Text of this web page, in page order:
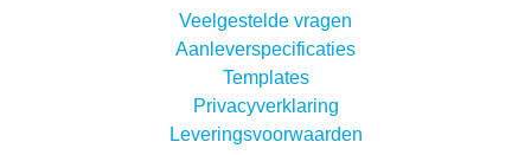
Veelgestelde vragen
Aanleverspecificaties
Templates
Privacyverklaring
Leveringsvoorwaarden